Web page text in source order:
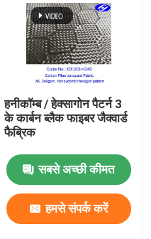
हनीकॉम्ब / हेक्सागोन पैटर्न 3
के कार्बन ब्लैक फाइबर जैक्वार्ड
फैब्रिक
सबसे अच्छी कीमत
हमसे संपर्क करें